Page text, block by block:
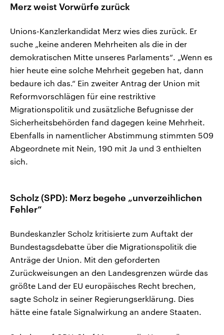
Merz weist Vorwürfe zurück
Unions-Kanzlerkandidat Merz wies dies zurück. Er
suche „keine anderen Mehrheiten als die in der
demokratischen Mitte unseres Parlaments“. „Wenn es
hier heute eine solche Mehrheit gegeben hat, dann
bedaure ich das.“ Ein zweiter Antrag der Union mit
Reformvorschlägen für eine restriktive
Migrationspolitik und zusätzliche Befugnisse der
Sicherheitsbehörden fand dagegen keine Mehrheit.
Ebenfalls in namentlicher Abstimmung stimmten 509
Abgeordnete mit Nein, 190 mit Ja und 3 enthielten
sich.
Scholz (SPD): Merz begehe „unverzeihlichen
Fehler“
Bundeskanzler Scholz kritisierte zum Auftakt der
Bundestagsdebatte über die Migrationspolitik die
Anträge der Union. Mit den geforderten
Zurückweisungen an den Landesgrenzen würde das
größte Land der EU europäisches Recht brechen,
sagte Scholz in seiner Regierungserklärung. Dies
hätte eine fatale Signalwirkung an andere Staaten.